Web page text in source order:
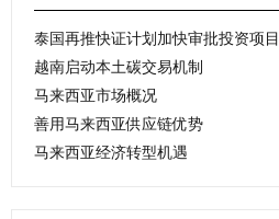
泰国再推快证计划加快审批投资项目
越南启动本土碳交易机制
马来西亚市场概况
善用马来西亚供应链优势
马来西亚经济转型机遇